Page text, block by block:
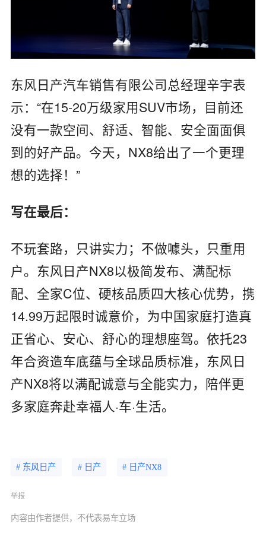
东风日产汽车销售有限公司总经理辛宇表
示：“在15-20万级家用SUV市场，目前还
没有一款空间、舒适、智能、安全面面俱
到的好产品。今天，NX8给出了一个更理
想的选择！”
写在最后：
不玩套路，只讲实力；不做噱头，只重用
户。东风日产NX8以极简发布、满配标
配、全家C位、硬核品质四大核心优势，携
14.99万起限时诚意价，为中国家庭打造真
正省心、安心、舒心的理想座驾。依托23
年合资造车底蕴与全球品质标准，东风日
产NX8将以满配诚意与全能实力，陪伴更
多家庭奔赴幸福人·车·生活。
# 东风日产 # 日产 # 日产NX8
举报
内容由作者提供，不代表易车立场